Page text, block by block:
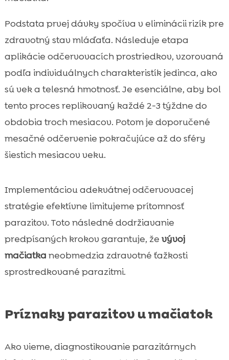
Podstata prvej dávky spočíva v eliminácii rizík pre
zdravotný stav mláďaťa. Následuje etapa
aplikácie odčervovacích prostriedkov, vzorovaná
podľa individuálnych charakteristík jedinca, ako
sú vek a telesná hmotnosť. Je esenciálne, aby bol
tento proces replikovaný každé 2-3 týždne do
obdobia troch mesiacov. Potom je doporučené
mesačné odčervenie pokračujúce až do sféry
šiestich mesiacov veku.
Implementáciou adekvátnej odčervovacej
stratégie efektívne limitujeme prítomnosť
parazitov. Toto následné dodržiavanie
predpísaných krokov garantuje, že vývoj
mačiatka neobmedzia zdravotné ťažkosti
sprostredkované parazitmi.
Príznaky parazitov u mačiatok
Ako vieme, diagnostikovanie parazitárnych